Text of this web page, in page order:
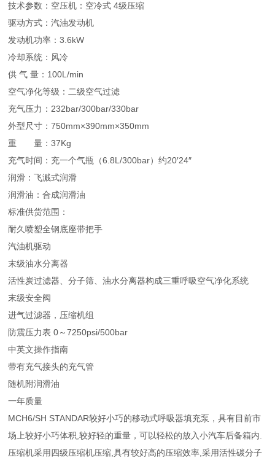
技术参数：空压机：空冷式 4级压缩
驱动方式：汽油发动机
发动机功率：3.6kW
冷却系统：风冷
供 气 量：100L/min
空气净化等级：二级空气过滤
充气压力：232bar/300bar/330bar
外型尺寸：750mm×390mm×350mm
重 量：37Kg
充气时间：充一个气瓶（6.8L/300bar）约20′24″
润滑：飞溅式润滑
润滑油：合成润滑油
标准供货范围：
耐久喷塑全钢底座带把手
汽油机驱动
末级油水分离器
活性炭过滤器、分子筛、油水分离器构成三重呼吸空气净化系统
末级安全阀
进气过滤器，压缩机组
防震压力表 0～7250psi/500bar
中英文操作指南
带有充气接头的充气管
随机附润滑油
一年质量
MCH6/SH STANDAR较好小巧的移动式呼吸器填充泵，具有目前市
场上较好小巧体积,较好轻的重量，可以轻松的放入小汽车后备箱内.
压缩机采用四级压缩机压缩,具有较好高的压缩效率,采用活性碳分子